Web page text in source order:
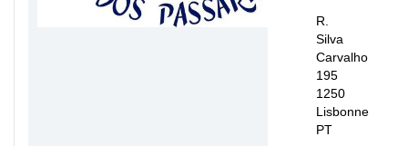
R.
Silva
Carvalho
195
1250
Lisbonne
PT